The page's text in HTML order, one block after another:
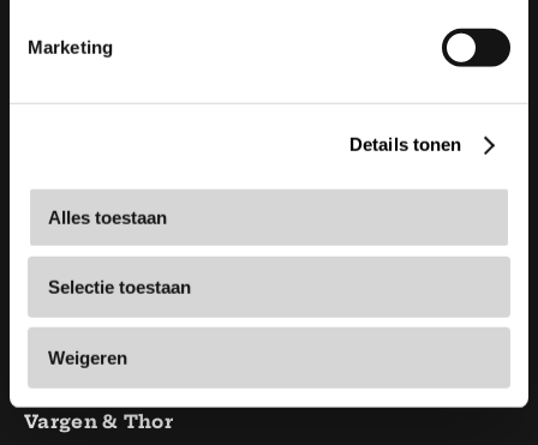
Marketing
Details tonen
Alles toestaan
Selectie toestaan
Weigeren
Bestek
Glazen & servies
Messen
Keukenaccessoires
Vargen & Thor